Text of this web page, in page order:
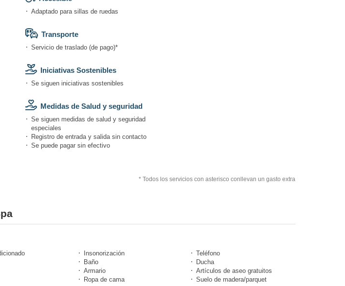
Adaptado para sillas de ruedas
Transporte
Servicio de traslado (de pago)*
Iniciativas Sostenibles
Se siguen iniciativas sostenibles
Medidas de Salud y seguridad
Se siguen medidas de salud y seguridad
especiales
Registro de entrada y salida sin contacto
Se puede pagar sin efectivo
* Todos los servicios con asterisco conllevan un gasto extra
Insonorización
Teléfono
Baño
Ducha
Armario
Artículos de aseo gratuitos
Ropa de cama Suelo de madera/parquet